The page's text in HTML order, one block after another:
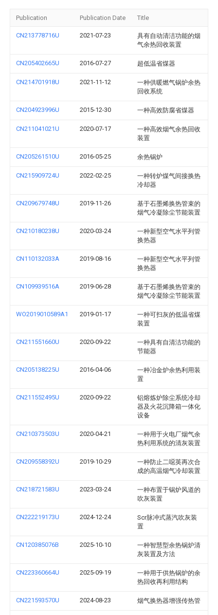
Publication Publication Date Title
CN213778716U 2021-07-23
具有自动清洁功能的烟
气余热回收装置
CN205402665U 2016-07-27 超低温省煤器
CN214701918U 2021-11-12
一种供暖燃气锅炉余热
回收系统
CN204923996U 2015-12-30 一种高效防腐省煤器
CN211041021U 2020-07-17
一种高效烟气余热回收
装置
CN205261510U 2016-05-25 余热锅炉
CN215909724U 2022-02-25
一种转炉煤气间接换热
冷却器
CN209679748U 2019-11-26
基于石墨烯换热管束的
烟气冷凝除尘节能装置
CN210180238U 2020-03-24
一种新型空气水平列管
换热器
CN110132033A 2019-08-16
一种新型空气水平列管
换热器
CN109939516A 2019-06-28
基于石墨烯换热管束的
烟气冷凝除尘节能装置
WO2019010589A1 2019-01-17
一种可扫灰的低温省煤
装置
CN211551660U 2020-09-22
一种具有自清洁功能的
节能器
CN205138225U 2016-04-06
一种冶金炉余热利用装
置
CN211552495U 2020-09-22
铝熔炼炉除尘系统冷却
器及火花沉降箱一体化
设备
CN210373503U 2020-04-21
一种用于火电厂烟气余
热利用系统的清灰装置
CN209558392U 2019-10-29
一种防止二噁英再次合
成的高温烟气冷却装置
CN218721583U 2023-03-24
一种布置于锅炉风道的
吹灰装置
CN222219173U 2024-12-24
Scr脉冲式蒸汽吹灰装
置
CN120385076B 2025-10-10
一种智慧型余热锅炉清
灰装置及方法
CN223360664U 2025-09-19
一种用于供热锅炉的余
热回收再利用结构
CN221593570U 2024-08-23 烟气换热器增强传热管